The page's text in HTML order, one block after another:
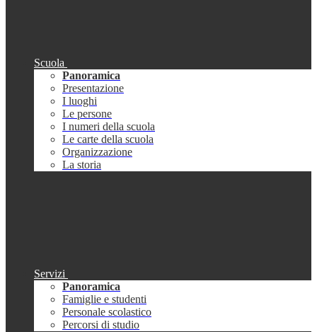
Scuola
Panoramica
Presentazione
I luoghi
Le persone
I numeri della scuola
Le carte della scuola
Organizzazione
La storia
Servizi
Panoramica
Famiglie e studenti
Personale scolastico
Percorsi di studio